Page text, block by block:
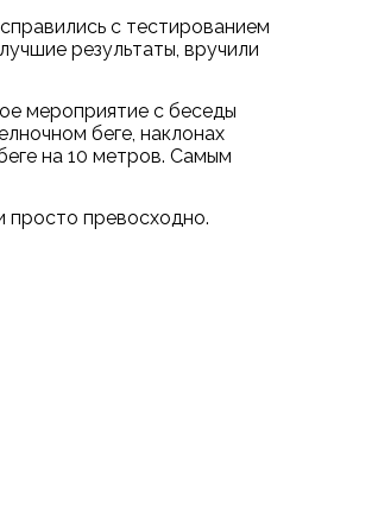
с тестированием
результаты, вручили
мероприятие с беседы
беге, наклонах
на 10 метров. Самым
просто превосходно.